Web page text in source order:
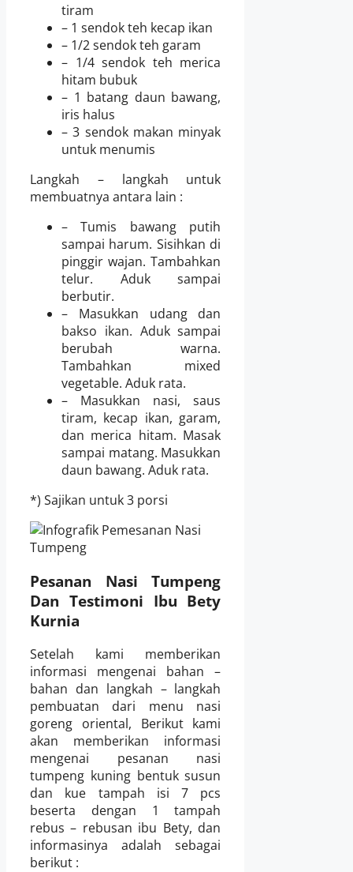
tiram
– 1 sendok teh kecap ikan
– 1/2 sendok teh garam
– 1/4 sendok teh merica
hitam bubuk
– 1 batang daun bawang,
iris halus
– 3 sendok makan minyak
untuk menumis
Langkah – langkah untuk
membuatnya antara lain :
– Tumis bawang putih
sampai harum. Sisihkan di
pinggir wajan. Tambahkan
telur. Aduk sampai
berbutir.
– Masukkan udang dan
bakso ikan. Aduk sampai
berubah warna.
Tambahkan mixed
vegetable. Aduk rata.
– Masukkan nasi, saus
tiram, kecap ikan, garam,
dan merica hitam. Masak
sampai matang. Masukkan
daun bawang. Aduk rata.
*) Sajikan untuk 3 porsi
Pesanan Nasi Tumpeng
Dan Testimoni Ibu Bety
Kurnia
Setelah kami memberikan
informasi mengenai bahan –
bahan dan langkah – langkah
pembuatan dari menu nasi
goreng oriental, Berikut kami
akan memberikan informasi
mengenai pesanan nasi
tumpeng kuning bentuk susun
dan kue tampah isi 7 pcs
beserta dengan 1 tampah
rebus – rebusan ibu Bety, dan
informasinya adalah sebagai
berikut :